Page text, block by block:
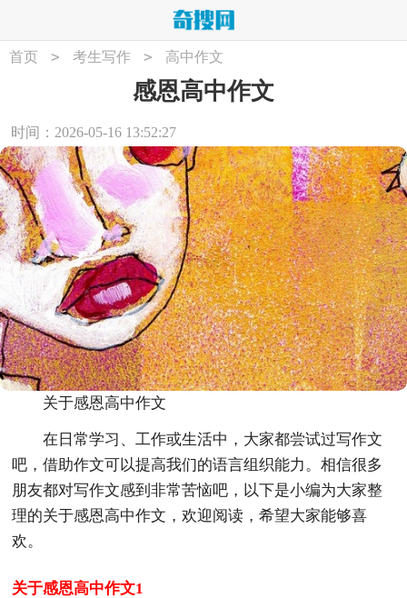
首页 > 考生写作 > 高中作文
感恩高中作文
时间：2026-05-16 13:52:27
关于感恩高中作文
在日常学习、工作或生活中，大家都尝试过写作文
吧，借助作文可以提高我们的语言组织能力。相信很多
朋友都对写作文感到非常苦恼吧，以下是小编为大家整
理的关于感恩高中作文，欢迎阅读，希望大家能够喜
欢。
关于感恩高中作文1